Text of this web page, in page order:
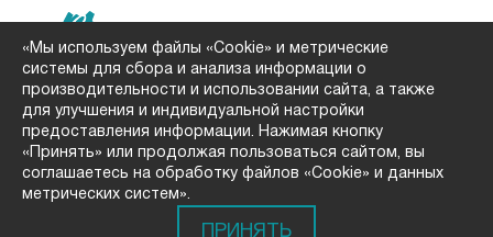
«Мы используем файлы «Cookie» и метрические
системы для сбора и анализа информации о
производительности и использовании сайта, а также
для улучшения и индивидуальной настройки
предоставления информации. Нажимая кнопку
«Принять» или продолжая пользоваться сайтом, вы
соглашаетесь на обработку файлов «Cookie» и данных
метрических систем».
ПРИНЯТЬ